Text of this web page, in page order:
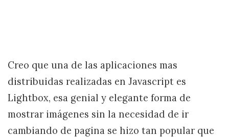
Creo que una de las aplicaciones mas
distribuidas realizadas en Javascript es
Lightbox, esa genial y elegante forma de
mostrar imágenes sin la necesidad de ir
cambiando de pagina se hizo tan popular que